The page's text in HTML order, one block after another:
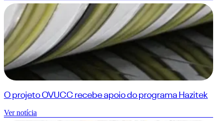
O projeto OVUCC recebe apoio do programa Hazitek
Ver notícia